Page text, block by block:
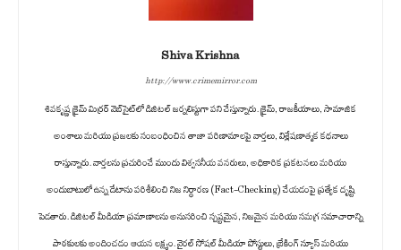
Shiva Krishna
http://www.crimemirror.com
శివకృష్ణ క్రైమ్ మిర్రర్ వెబ్‌సైట్‌లో డిజిటల్ జర్నలిస్టుగా పని చేస్తున్నారు. క్రైమ్, రాజకీయాలు, సామాజిక
అంశాలు మరియు ప్రజలకు సంబంధించిన తాజా పరిణామాలపై వార్తలు, విశ్లేషణాత్మక కథనాలు
రాస్తున్నారు. వార్తలను ప్రచురించే ముందు విశ్వసనీయ వనరులు, అధికారిక ప్రకటనలు మరియు
అందుబాటులో ఉన్న డేటాను పరిశీలించి నిజ నిర్ధారణ (Fact-Checking) చేయడంపై ప్రత్యేక దృష్టి
పెడతారు. డిజిటల్ మీడియా ప్రమాణాలను అనుసరించి స్పష్టమైన, నిజమైన మరియు సమగ్ర సమాచారాన్ని
పాఠకులకు అందించడం ఆయన లక్ష్యం. వైరల్ సోషల్ మీడియా పోస్టులు, బ్రేకింగ్ న్యూస్ మరియు